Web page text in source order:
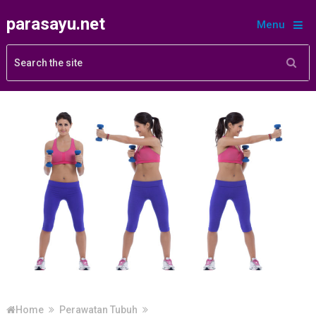
parasayu.net Menu
Home
Perawatan Tubuh